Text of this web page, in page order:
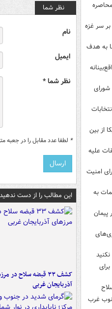
بر سر غزه
به هدف
از بین
علیه
امنیت
به
پیمان
برای
غرب
نظر شما
نام
ایمیل
نظر شما *
* لطفا عدد مقابل را در جعبه
این مطالب را از دست
کشف ۳۳ قبضه سلاح در
آذربایجان غربی